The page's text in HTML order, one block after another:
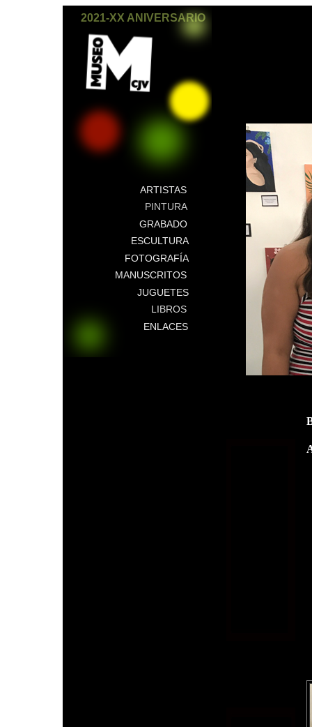
2021-XX ANIVERSARIO
ARTISTAS
PINTURA
GRABADO
ESCULTURA
FOTOGRAFÍA
MANUSCRITOS
JUGUETES
LIBROS
ENLACES